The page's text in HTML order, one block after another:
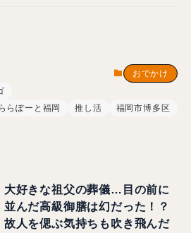
おでかけ
らぽーと福岡
推し活 福岡市博多区
大好きな祖父の葬儀…目の前に
並んだ高級御膳は幻だった！？
故人を偲ぶ気持ちも吹き飛んだ